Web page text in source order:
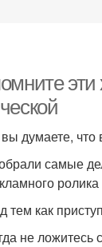
думаете,
самые
тем как
не ложитесь